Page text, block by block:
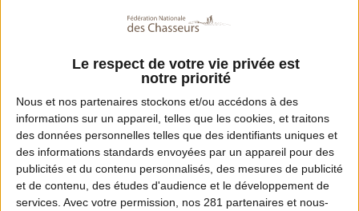
Le respect de votre vie privée est
notre priorité
Nous et nos partenaires stockons et/ou accédons à des
informations sur un appareil, telles que les cookies, et traitons
des données personnelles telles que des identifiants uniques et
des informations standards envoyées par un appareil pour des
publicités et du contenu personnalisés, des mesures de publicité
et de contenu, des études d'audience et le développement de
services. Avec votre permission, nos 281 partenaires et nous-